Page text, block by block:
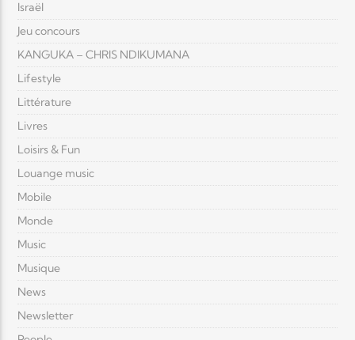
Israël
Jeu concours
KANGUKA – CHRIS NDIKUMANA
Lifestyle
Littérature
Livres
Loisirs & Fun
Louange music
Mobile
Monde
Music
Musique
News
Newsletter